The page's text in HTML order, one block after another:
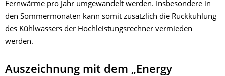
Fernwärme pro Jahr umgewandelt werden. Insbesondere in
den Sommermonaten kann somit zusätzlich die Rückkühlung
des Kühlwassers der Hochleistungsrechner vermieden
werden.
Auszeichnung mit dem „Energy